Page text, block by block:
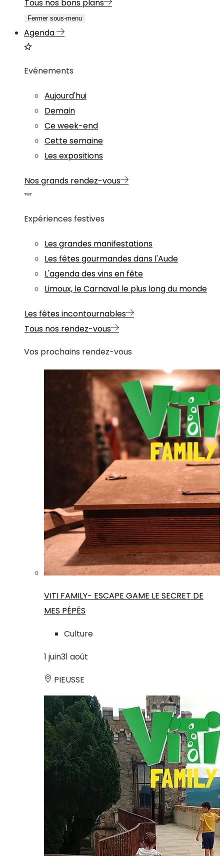
Tous nos bons plans
Fermer sous-menu
Agenda
Evénements
Aujourd'hui
Demain
Ce week-end
Cette semaine
Les expositions
Nos grands rendez-vous
Expériences festives
Les grandes manifestations
Les fêtes gourmandes dans l'Aude
L'agenda des vins en fête
Limoux, le Carnaval le plus long du monde
Les fêtes incontournables
Tous nos rendez-vous
Vos prochains rendez-vous
VITI FAMILY- ESCAPE GAME LE SECRET DE
MES PÉPÉS
Culture
1 juin31 août
PIEUSSE